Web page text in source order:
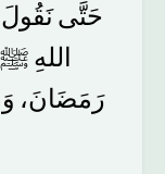
حَتَّىنَقُولَ
اللهِ ﷺ
رَمَضَانَ،